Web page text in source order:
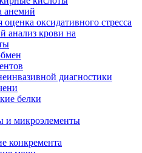
анемий
оксидативного стресса
анализ крови на
диагностики
белки
и микроэлементы
конкремента